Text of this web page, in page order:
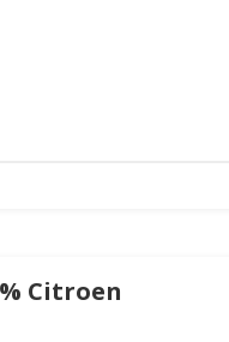
Citroen